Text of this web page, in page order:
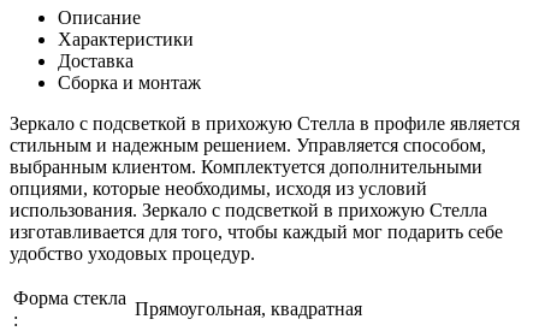
Описание
Характеристики
Доставка
Сборка и монтаж
Зеркало с подсветкой в прихожую Стелла в профиле является
стильным и надежным решением. Управляется способом,
выбранным клиентом. Комплектуется дополнительными
опциями, которые необходимы, исходя из условий
использования. Зеркало с подсветкой в прихожую Стелла
изготавливается для того, чтобы каждый мог подарить себе
удобство уходовых процедур.
Форма стекла
:
Прямоугольная, квадратная